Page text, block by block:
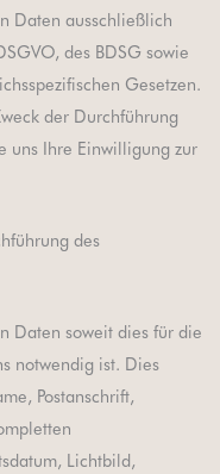
Daten ausschließlich
des BDSG sowie
Gesetzen.
der Durchführung
uns Ihre Einwilligung zur
des
Daten soweit dies für die
notwendig ist. Dies
Postanschrift,
Lichtbild,